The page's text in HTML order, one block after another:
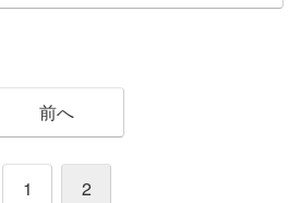
前へ
1 2